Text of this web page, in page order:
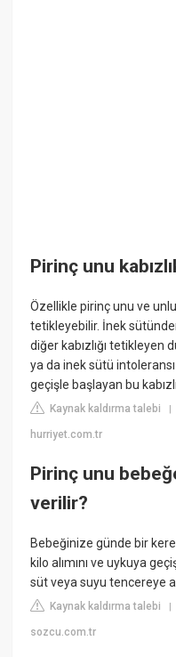
Pirinç unu
Özellikle pirinç unu ve unlu
tetikleyebilir. İnek
diğer kabızlığı tetikleyen
ya da inek sütü
geçişle başlayan bu
Kaynak kaldırma talebi
hurriyet.com.tr
Pirinç unu
verilir?
Bebeğinize günde bir
kilo alımını ve uykuya
süt veya suyu tencereye
Kaynak kaldırma talebi
sozcu.com.tr